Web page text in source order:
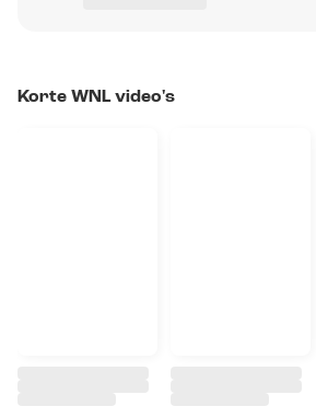
Korte WNL video's